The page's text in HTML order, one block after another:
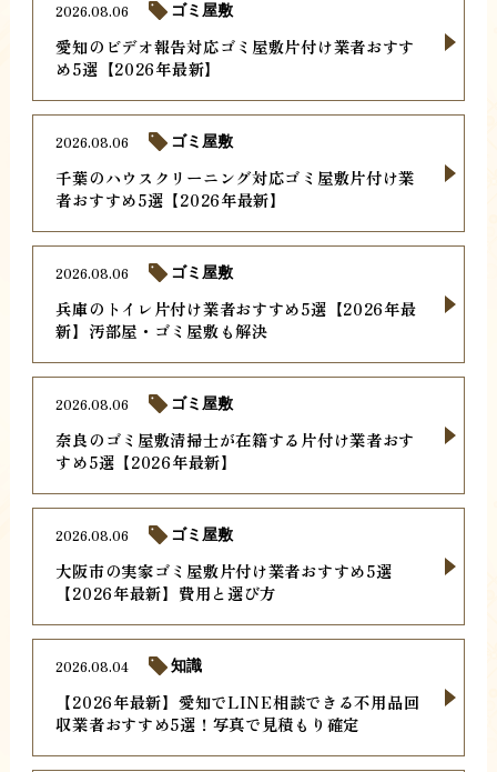
愛知のビデオ報告対応ゴミ屋敷片付け業者おすす
め5選【2026年最新】
2026.08.06 ゴミ屋敷
千葉のハウスクリーニング対応ゴミ屋敷片付け業
者おすすめ5選【2026年最新】
2026.08.06 ゴミ屋敷
兵庫のトイレ片付け業者おすすめ5選【2026年最
新】汚部屋・ゴミ屋敷も解決
2026.08.06 ゴミ屋敷
奈良のゴミ屋敷清掃士が在籍する片付け業者おす
すめ5選【2026年最新】
2026.08.06 ゴミ屋敷
大阪市の実家ゴミ屋敷片付け業者おすすめ5選
【2026年最新】費用と選び方
2026.08.06 ゴミ屋敷
【2026年最新】愛知でLINE相談できる不用品回
収業者おすすめ5選！写真で見積もり確定
2026.08.04 知識